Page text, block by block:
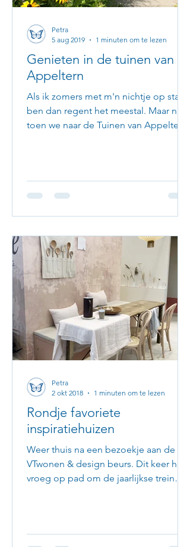
Genieten in de tuinen van
Appeltern
Als ik zomers met m'n nichtje op stap
ben dan regent het meestal. Maar niet
toen we naar de Tuinen van Appeltern
Petra
5 aug 2019
1 minuten om te lezen
Rondje favoriete
inspiratiehuizen
Weer thuis na een bezoekje aan de
VTwonen & design beurs. Dit keer heel
vroeg op pad om de jaarlijkse trein
Petra
2 okt 2018
1 minuten om te lezen